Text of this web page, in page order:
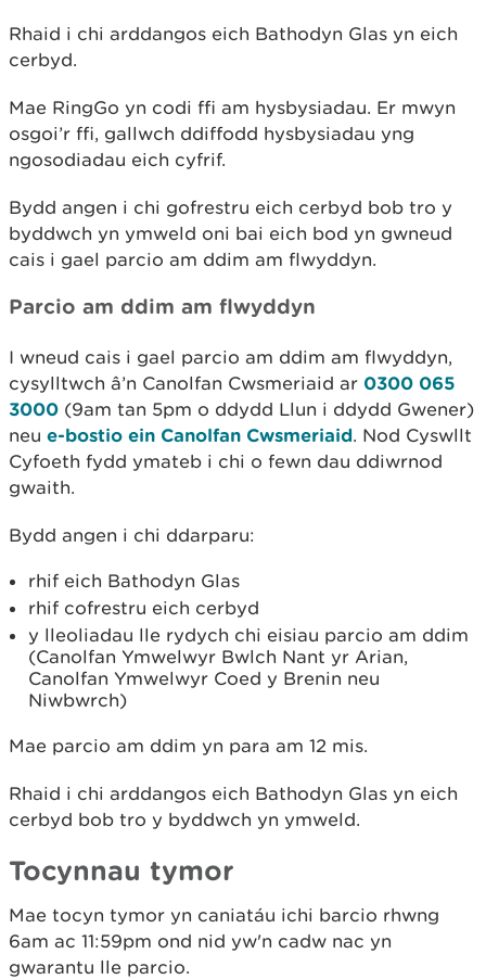
Rhaid i chi arddangos eich Bathodyn Glas yn eich
cerbyd.
Mae RingGo yn codi ffi am hysbysiadau. Er mwyn
osgoi’r ffi, gallwch ddiffodd hysbysiadau yng
ngosodiadau eich cyfrif.
Bydd angen i chi gofrestru eich cerbyd bob tro y
byddwch yn ymweld oni bai eich bod yn gwneud
cais i gael parcio am ddim am flwyddyn.
Parcio am ddim am flwyddyn
I wneud cais i gael parcio am ddim am flwyddyn,
cysylltwch â’n Canolfan Cwsmeriaid ar 0300 065
3000 (9am tan 5pm o ddydd Llun i ddydd Gwener)
neu e-bostio ein Canolfan Cwsmeriaid. Nod Cyswllt
Cyfoeth fydd ymateb i chi o fewn dau ddiwrnod
gwaith.
Bydd angen i chi ddarparu:
rhif eich Bathodyn Glas
rhif cofrestru eich cerbyd
y lleoliadau lle rydych chi eisiau parcio am ddim
(Canolfan Ymwelwyr Bwlch Nant yr Arian,
Canolfan Ymwelwyr Coed y Brenin neu
Niwbwrch)
Mae parcio am ddim yn para am 12 mis.
Rhaid i chi arddangos eich Bathodyn Glas yn eich
cerbyd bob tro y byddwch yn ymweld.
Tocynnau tymor
Mae tocyn tymor yn caniatáu ichi barcio rhwng
6am ac 11:59pm ond nid yw'n cadw nac yn
gwarantu lle parcio.